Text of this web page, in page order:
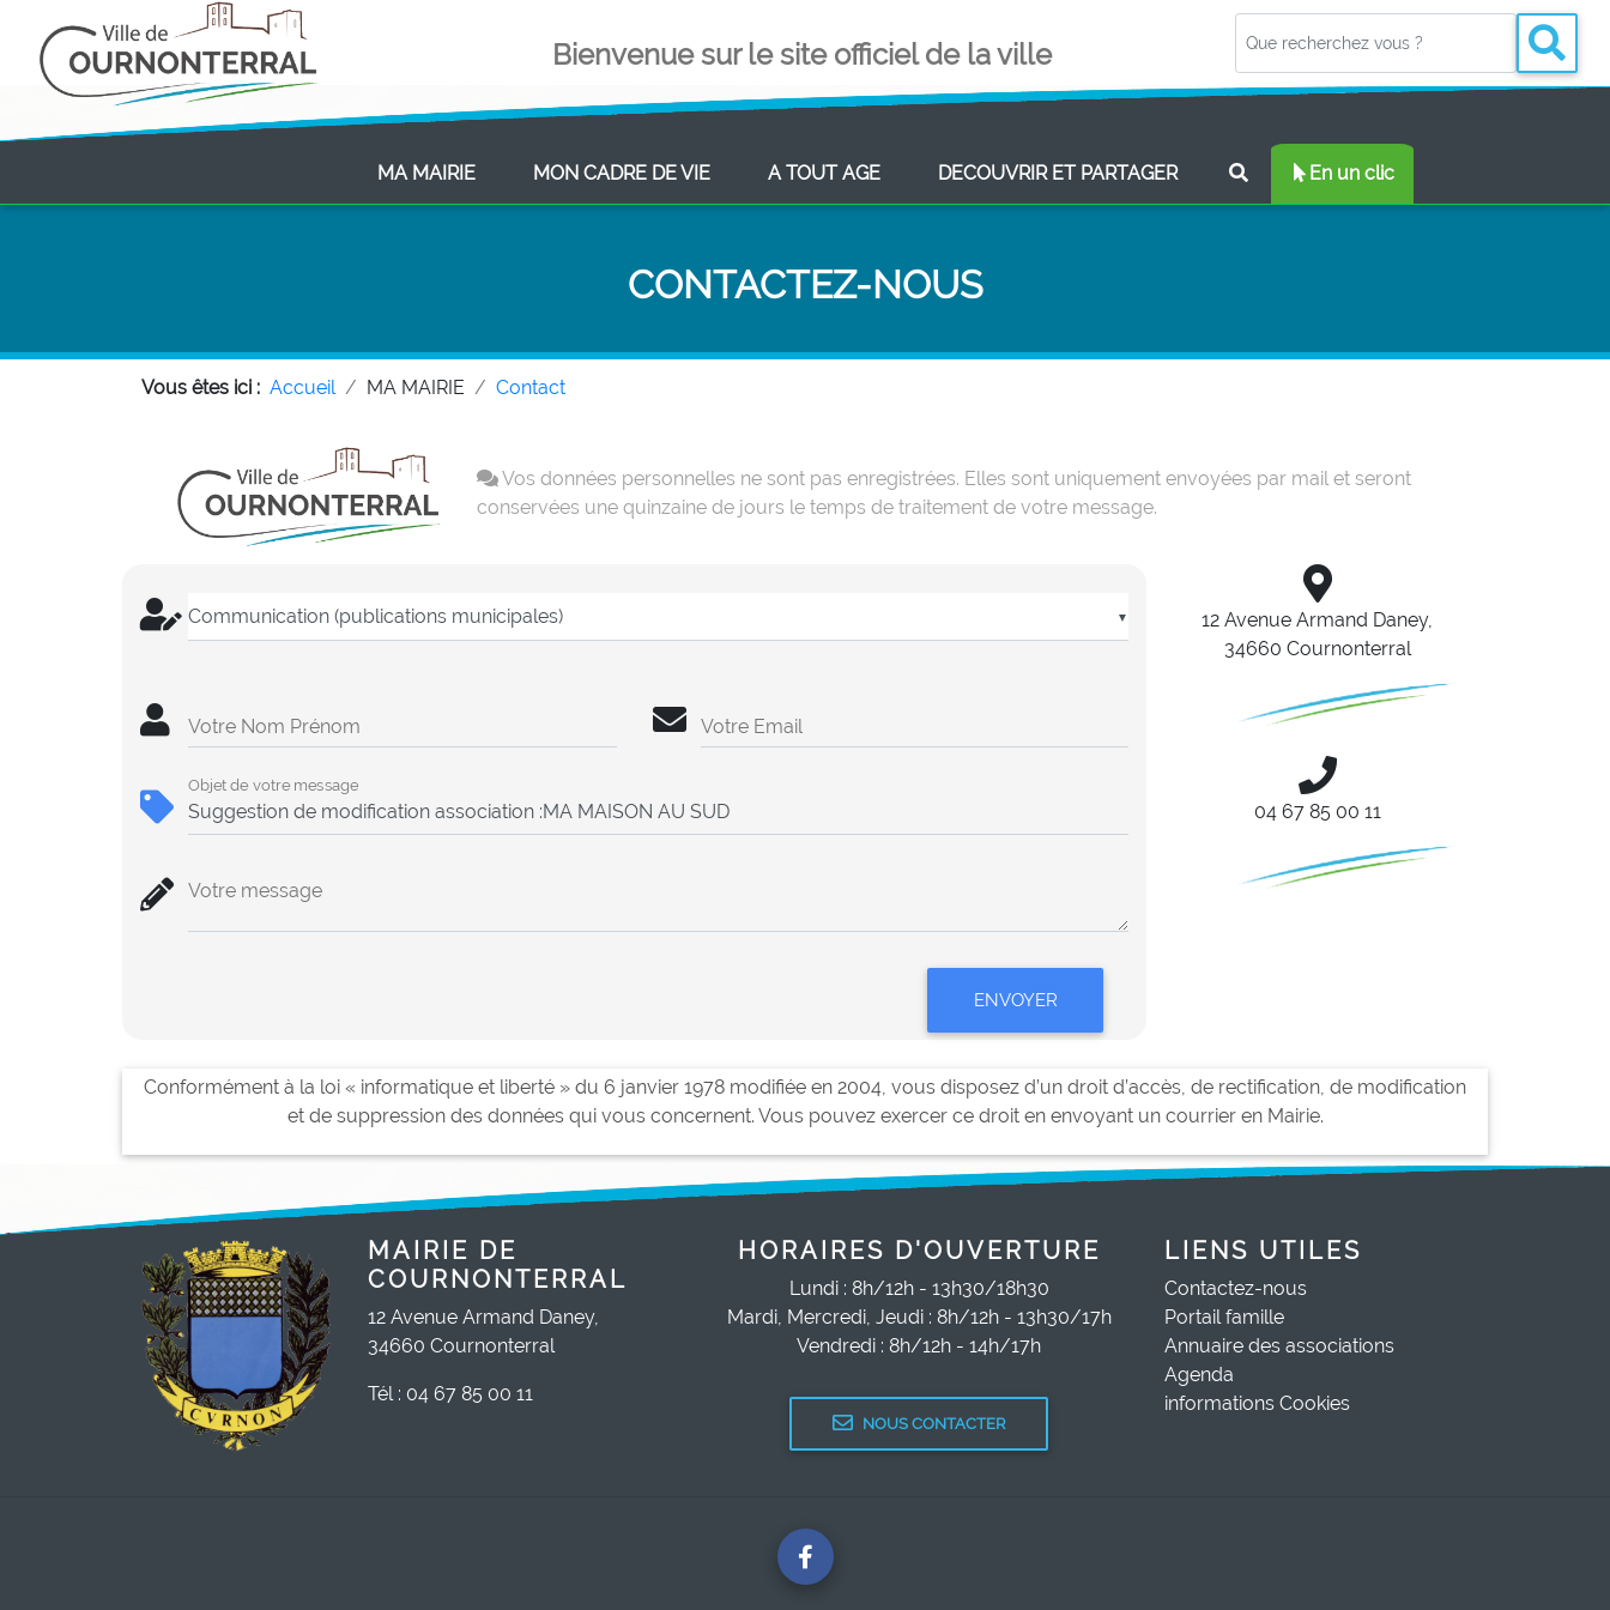
Bienvenue sur le site officiel de la ville
MA MAIRIE(CURRENT)MON CADRE DE VIE(CURRENT)A TOUT AGE(CURRENT)DECOUVRIR ET PARTAGER(CURRENT) En un clic
CONTACTEZ-NOUS
Vous êtes ici : Accueil MA MAIRIE Contact
Vos données personnelles ne sont pas enregistrées. Elles sont uniquement envoyées par mail et seront
conservées une quinzaine de jours le temps de traitement de votre message.
▼
Votre Nom Prénom Votre Email
Objet de votre message
Votre message
ENVOYER
12 Avenue Armand Daney,
34660 Cournonterral
04 67 85 00 11
Conformément à la loi « informatique et liberté » du 6 janvier 1978 modifiée en 2004, vous disposez d’un droit d’accès, de rectification, de modification
et de suppression des données qui vous concernent. Vous pouvez exercer ce droit en envoyant un courrier en Mairie.
MAIRIE DE
COURNONTERRAL
12 Avenue Armand Daney,
34660 Cournonterral
Tél : 04 67 85 00 11
HORAIRES D'OUVERTURE
Lundi : 8h/12h - 13h30/18h30
Mardi, Mercredi, Jeudi : 8h/12h - 13h30/17h
Vendredi : 8h/12h - 14h/17h
NOUS CONTACTER
LIENS UTILES
Contactez-nous
Portail famille
Annuaire des associations
Agenda
informations Cookies